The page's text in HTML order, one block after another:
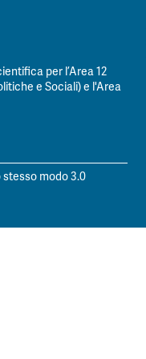
per l’Area 12
e Sociali) e l'Area
modo 3.0